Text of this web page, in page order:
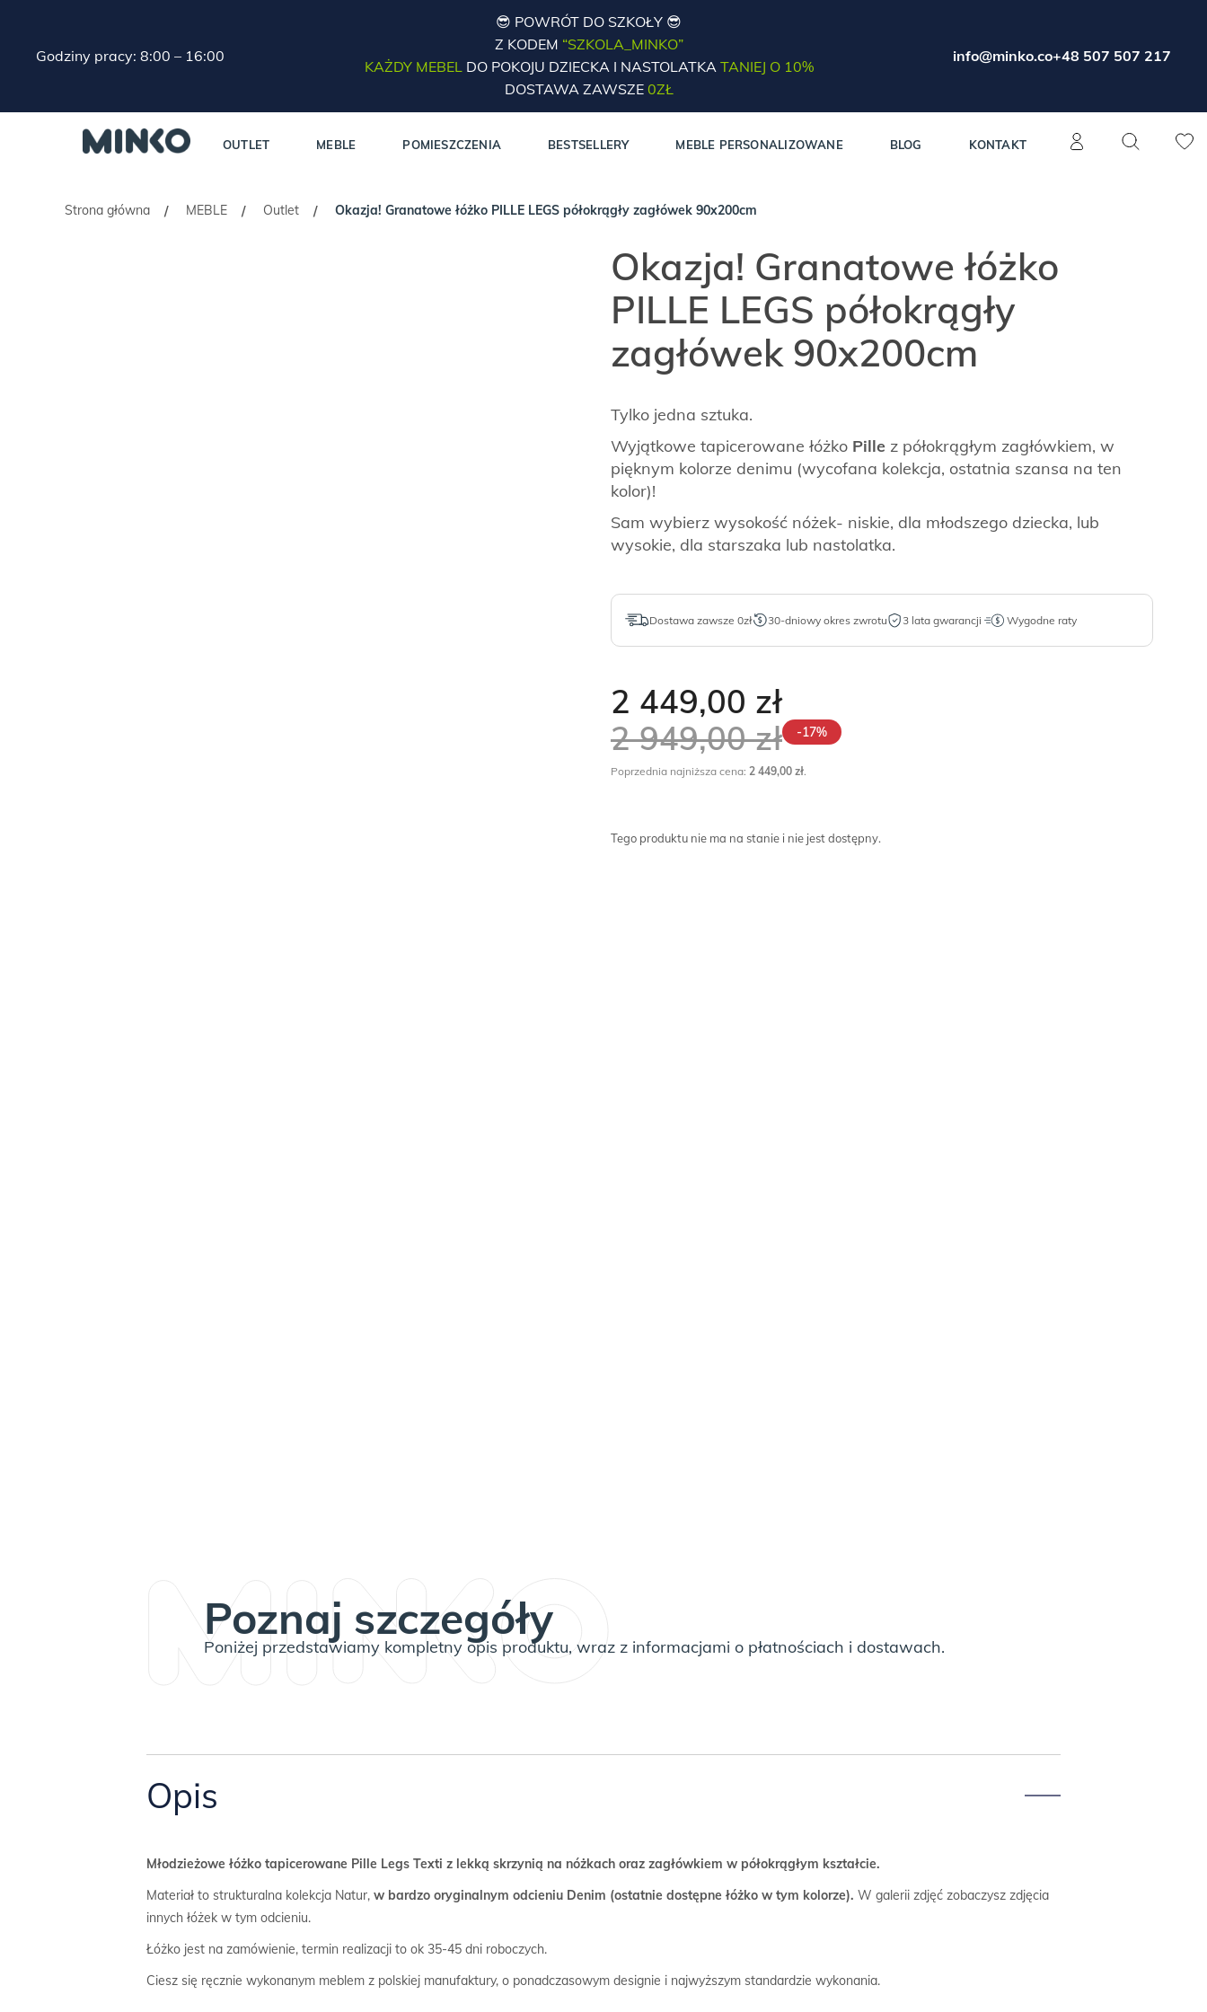
Godziny pracy: 8:00 – 16:00
😎 POWRÓT DO SZKOŁY 😎
Z KODEM “SZKOLA_MINKO”
KAŻDY MEBELDO POKOJU DZIECKA I NASTOLATKATANIEJ O 10%
DOSTAWA ZAWSZE 0ZŁ
info@minko.co+48 507 507 217
OUTLET MEBLE POMIESZCZENIA BESTSELLERY MEBLE PERSONALIZOWANE BLOG KONTAKT
Strona główna / MEBLE / Outlet / Okazja! Granatowe łóżko PILLE LEGS półokrągły zagłówek 90x200cm
Okazja! Granatowe łóżko
PILLE LEGS półokrągły
zagłówek 90x200cm
Tylko jedna sztuka.
Wyjątkowe tapicerowane łóżkoPille z półokrągłym zagłówkiem, w
pięknym kolorze denimu (wycofana kolekcja, ostatnia szansa na ten
kolor)!
Sam wybierz wysokość nóżek- niskie, dla młodszego dziecka, lub
wysokie, dla starszaka lub nastolatka.
Dostawa zawsze 0zł 30-dniowy okres zwrotu 3 lata gwarancji Wygodne raty
2 449,00 zł
2 949,00zł -17%
Poprzednia najniższa cena: 2 449,00 zł.
Tego produktu nie ma na stanie i nie jest dostępny.
Poznaj szczegóły
Poniżej przedstawiamy kompletny opis produktu, wraz z informacjami o płatnościach i dostawach.
Opis
Młodzieżowe łóżko tapicerowane Pille Legs Texti z lekką skrzynią na nóżkach oraz zagłówkiem w półokrągłym kształcie.
Materiał to strukturalna kolekcja Natur,w bardzo oryginalnym odcieniu Denim (ostatnie dostępne łóżko w tym kolorze).W galerii zdjęć zobaczysz zdjęcia
innych łóżek w tym odcieniu.
Łóżko jest na zamówienie, termin realizacji to ok 35-45 dni roboczych.
Ciesz się ręcznie wykonanym meblem z polskiej manufaktury, o ponadczasowym designie i najwyższym standardzie wykonania.